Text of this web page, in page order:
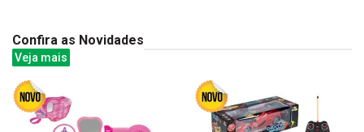
Confira as Novidades
Veja mais